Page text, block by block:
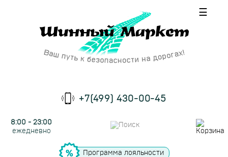
☰
+7(499) 430-00-45
8:00 - 23:00
ежедневно
Программа лояльности